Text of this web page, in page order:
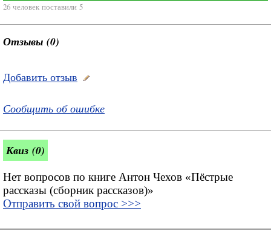
26 человек поставили 5
Отзывы (0)
Добавить отзыв
Сообщить об ошибке
Квиз (0)
Нет вопросов по книге Антон Чехов «Пёстрые
рассказы (сборник рассказов)»
Отправить свой вопрос >>>